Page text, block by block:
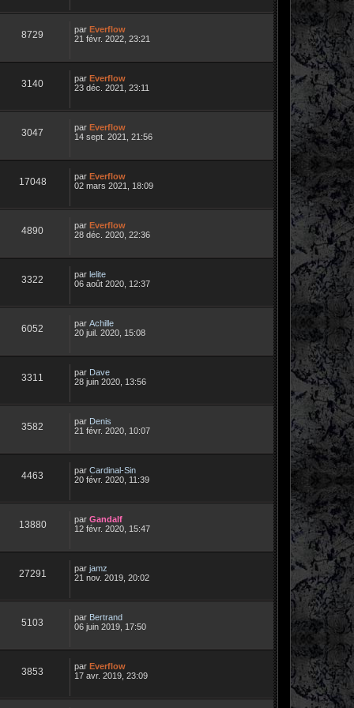
8729 par Everflow
21 févr. 2022, 23:21
3140 par Everflow
23 déc. 2021, 23:11
3047 par Everflow
14 sept. 2021, 21:56
17048 par Everflow
02 mars 2021, 18:09
4890 par Everflow
28 déc. 2020, 22:36
3322 par lelite
06 août 2020, 12:37
6052 par Achille
20 juil. 2020, 15:08
3311 par Dave
28 juin 2020, 13:56
3582 par Denis
21 févr. 2020, 10:07
4463 par Cardinal-Sin
20 févr. 2020, 11:39
13880 par Gandalf
12 févr. 2020, 15:47
27291 par jamz
21 nov. 2019, 20:02
5103 par Bertrand
06 juin 2019, 17:50
3853 par Everflow
17 avr. 2019, 23:09